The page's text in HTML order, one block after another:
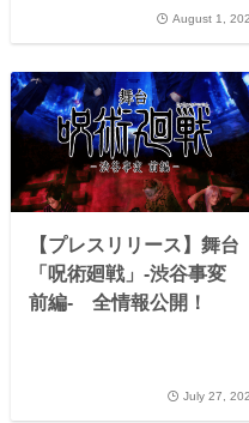
August 1,
【プレスリリース】舞台
「呪術廻戦」-渋谷事変
前編- 全情報公開！
July 27,